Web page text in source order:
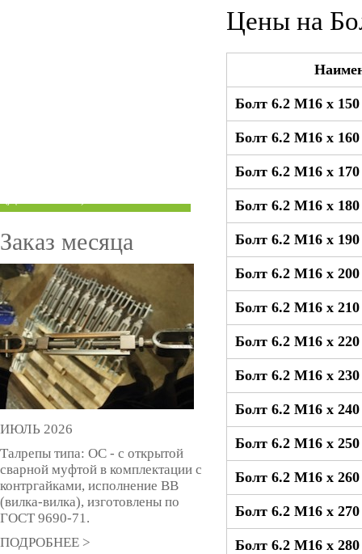
Цены на
Болт 6.2 М16 x
Болт 6.2 М16 x
Болт 6.2 М16 x
Болт 6.2 М16 x
Болт 6.2 М16 x
Болт 6.2 М16 x
Болт 6.2 М16 x
Болт 6.2 М16 x
Болт 6.2 М16 x
Болт 6.2 М16 x
Болт 6.2 М16 x
Болт 6.2 М16 x
Болт 6.2 М16 x
Болт 6.2 М16 x
Заказ месяца
ИЮЛЬ 2026
Талрепы типа: ОС - с открытой
сварной муфтой в комплектации с
контргайками, исполнение ВВ
(вилка-вилка), изготовлены по
ГОСТ 9690-71.
ПОДРОБНЕЕ >